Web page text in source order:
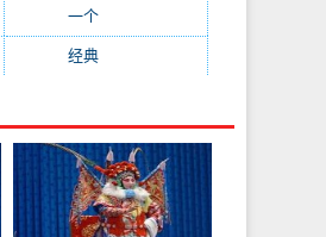
一个(1068)
经典(1009)